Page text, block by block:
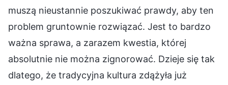
muszą nieustannie poszukiwać prawdy, aby ten
problem gruntownie rozwiązać. Jest to bardzo
ważna sprawa, a zarazem kwestia, której
absolutnie nie można zignorować. Dzieje się tak
dlatego, że tradycyjna kultura zdążyła już